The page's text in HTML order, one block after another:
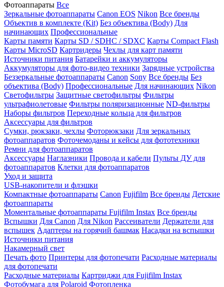
Фотоаппараты Все
Зеркальные фотоаппараты Canon EOS Nikon Все бренды
Объектив в комплекте (Kit) Без объектива (Body) Для
начинающих Профессиональные
Карты памяти Карты SD / SDHC / SDXC Карты Compact Flash
Карты MicroSD Картридеры Чехлы для карт памяти
Источники питания Батарейки и аккумуляторы
Аккумуляторы для фото-видео техники Зарядные устройства
Беззеркальные фотоаппараты Canon Sony Все бренды Без
объектива (Body) Профессиональные Для начинающих Nikon
Светофильтры Защитные светофильтры Фильтры
ультрафиолетовые Фильтры поляризационные ND-фильтры
Наборы фильтров Переходные кольца для фильтров
Аксессуары для фильтров
Сумки, рюкзаки, чехлы Фоторюкзаки Для зеркальных
фотоаппаратов Фоточемоданы и кейсы для фототехники
Ремни для фотоаппаратов
Аксессуары Наглазники Провода и кабели Пульты ДУ для
фотоаппаратов Клетки для фотоаппаратов
Уход и защита
USB-накопители и флэшки
Компактные фотоаппараты Canon Fujifilm Все бренды Детские
фотоаппараты
Моментальные фотоаппараты Fujifilm Instax Все бренды
Вспышки Для Canon Для Nikon Рассеиватели Держатели для
вспышек Адаптеры на горячий башмак Насадки на вспышки
Источники питания
Накамерный свет
Печать фото Принтеры для фотопечати Расходные материалы
для фотопечати
Расходные материалы Картриджи для Fujifilm Instax
Фотобумага для Polaroid Фотопленка